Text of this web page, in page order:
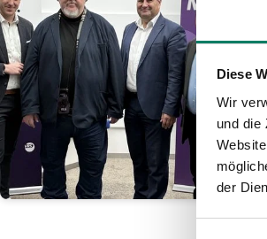
Diese
Wir
und die
der
für